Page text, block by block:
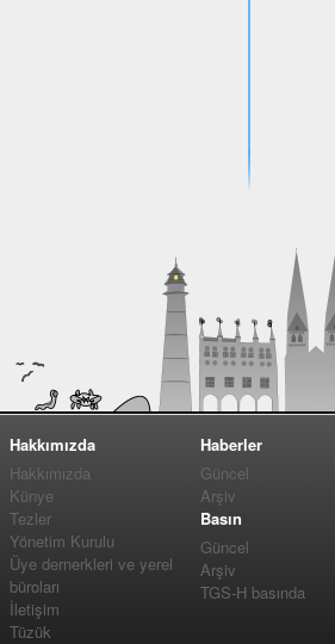
Hakkımızda
Hakkımızda
Künye
Tezler
Yönetim Kurulu
Üye dernerkleri ve yerel
büroları
İletişim
Tüzük
Haberler
Güncel
Arşiv
Basın
Güncel
Arşiv
TGS-H basında